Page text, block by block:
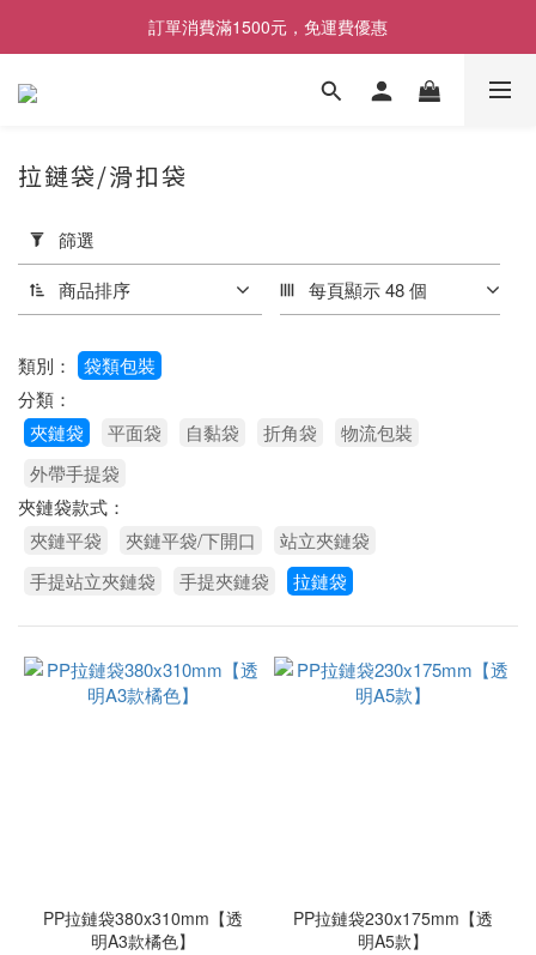
[限時優惠] 即日起登入會員消費滿1000元，回饋1%購物金
訂單消費滿1500元，免運費優惠
找包材，就來MrPK包裝專賣店
用
篩
選
(0/20)
產
品
寬
度
380mm
(1)
230mm
裝
面/
拉鏈袋/滑扣袋
篩選
商品排序
每頁顯示 48 個
類別：
袋類包裝
分類：
夾鏈袋
平面袋 自黏袋 折角袋
物流包裝
外帶手提袋
夾鏈袋款式：
夾鏈平袋
夾鏈平袋/下開口
站立夾鏈袋
手提站立夾鏈袋
手提夾鏈袋 拉鏈袋
PP拉鏈袋380x310mm【透
明A3款橘色】
PP拉鏈袋230x175mm【透
明A5款】